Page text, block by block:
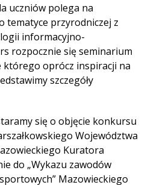
uczniów polega na
tematyce przyrodniczej z
informacyjno-
rozpocznie się seminarium
którego oprócz inspiracji na
szczegóły
się o objęcie konkursu
Województwa
Kuratora
do „Wykazu zawodów
Mazowieckiego